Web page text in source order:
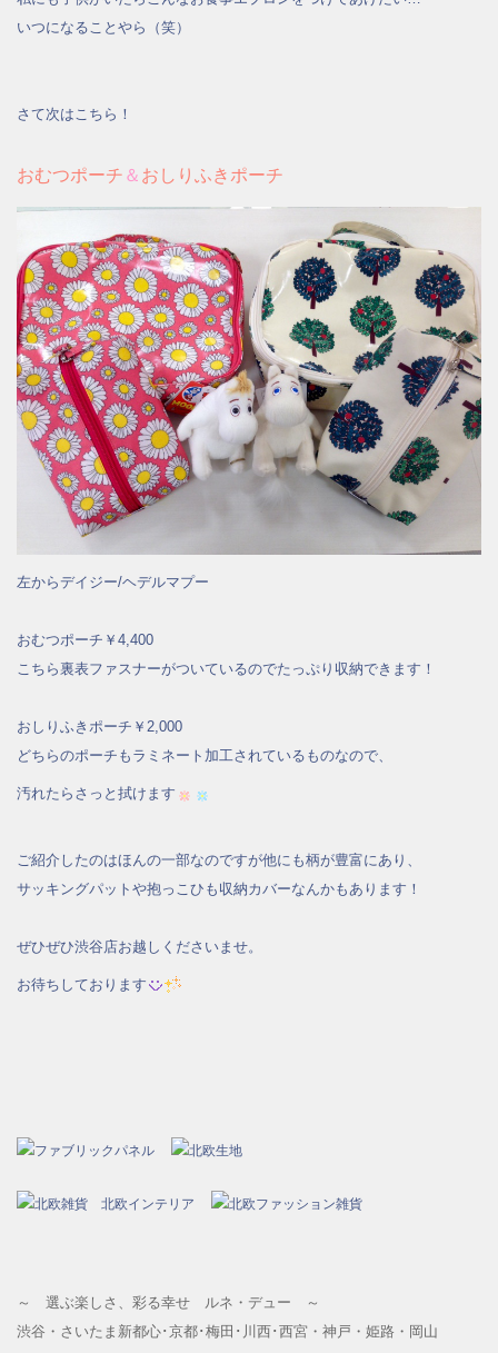
いつになることやら（笑）
さて次はこちら！
おむつポーチ ＆ おしりふきポーチ
左からデイジー/ヘデルマプー
おむつポーチ￥4,400
こちら裏表ファスナーがついているのでたっぷり収納できます！
おしりふきポーチ￥2,000
どちらのポーチもラミネート加工されているものなので、
汚れたらさっと拭けます
ご紹介したのはほんの一部なのですが他にも柄が豊富にあり、
サッキングパットや抱っこひも収納カバーなんかもあります！
ぜひぜひ渋谷店お越しくださいませ。
お待ちしております
～ 選ぶ楽しさ、彩る幸せ ルネ・デュー ～
渋谷・さいたま新都心･京都･梅田･川西･西宮・神戸・姫路・岡山